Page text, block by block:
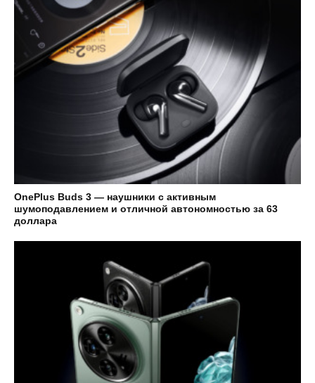
OnePlus Buds 3 — наушники с активным
шумоподавлением и отличной автономностью за 63
доллара